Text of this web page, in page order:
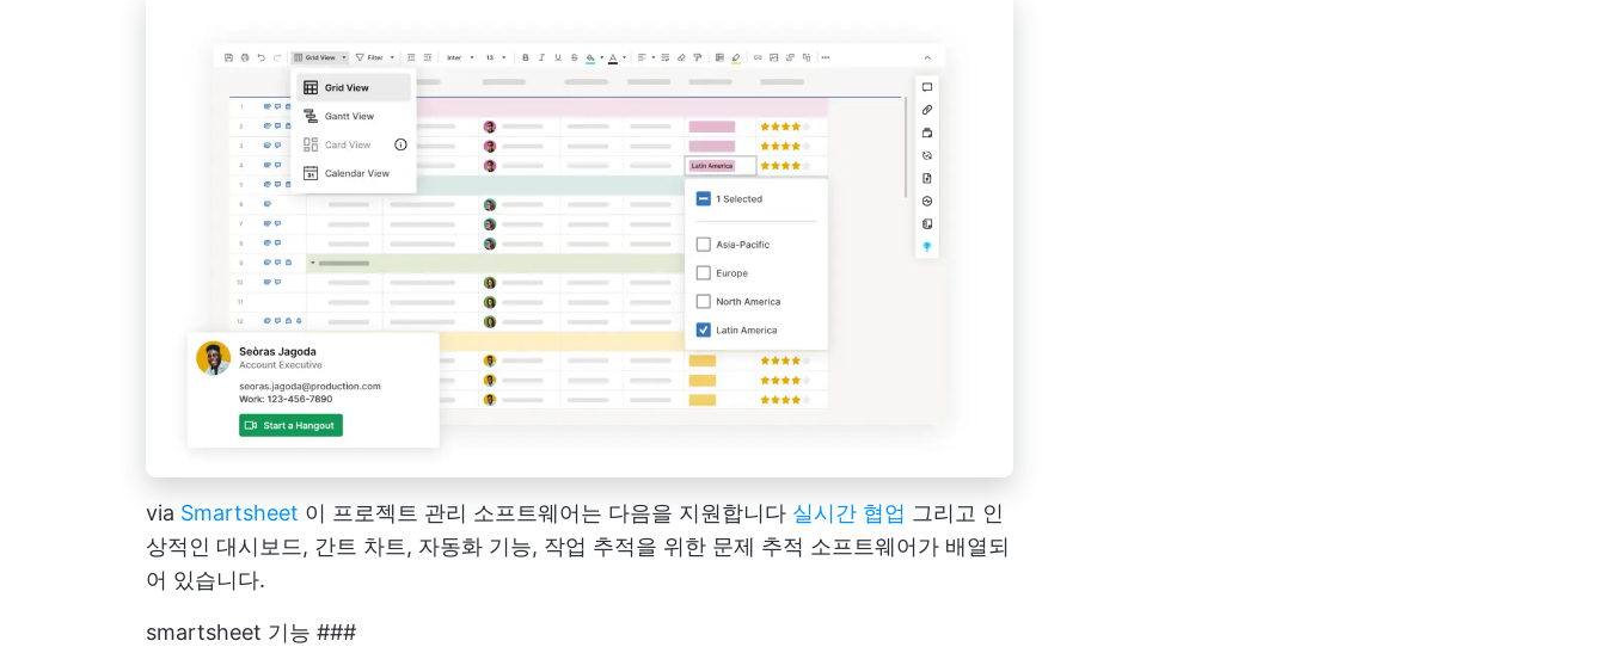
via Smartsheet 이 프로젝트 관리 소프트웨어는 다음을 지원합니다 실시간 협업 그리고 인
상적인 대시보드, 간트 차트, 자동화 기능, 작업 추적을 위한 문제 추적 소프트웨어가 배열되
어 있습니다.
smartsheet 기능 ###